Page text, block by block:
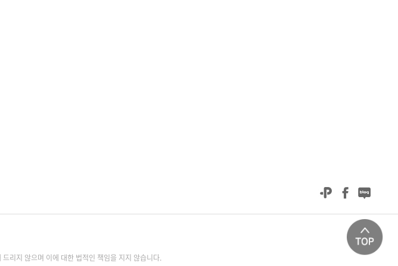
리지 않으며 이에 대한 법적인 책임을 지지 않습니다.